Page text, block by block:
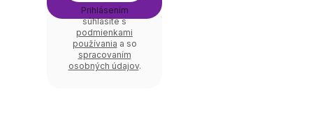
Prihlásením
súhlasíte s
podmienkami
používania a so
spracovaním
osobných údajov.